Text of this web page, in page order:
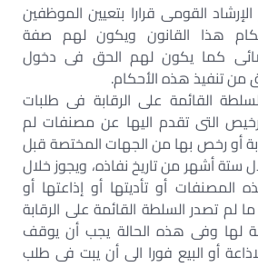
القومى قرارا بتعيين الموظفين
هذا القانون ويكون لهم صفة
كما يكون لهم الحق فى دخول
من تنفيذ هذه الأحكام.
القائمة على الرقابة فى طلبات
التى تقدم اليها عن مصنفات لم
أو رخص بها من الجهات المختصة قبل
ستة أشهر من تاريخ نفاذه، ويجوز خلال
أو تأديتها أو إذاعتها أو
لم تصدر السلطة القائمة على الرقابة
لها وفى هذه الحالة يجب أن يوقف
أو البيع فورا الى أن يبت فى طلب